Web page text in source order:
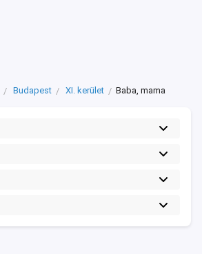
Budapest XI. kerület Baba, mama